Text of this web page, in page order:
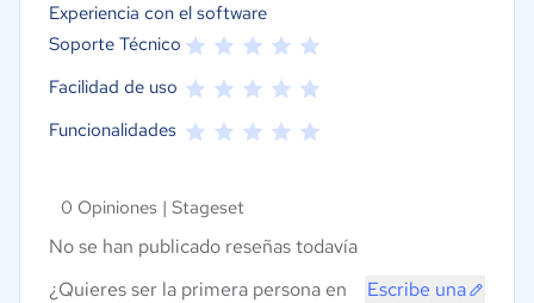
Experiencia con el software
Soporte Técnico
Facilidad de uso
Funcionalidades
0 Opiniones | Stageset
No se han publicado reseñas todavía
¿Quieres ser la primera persona en
Escribe una